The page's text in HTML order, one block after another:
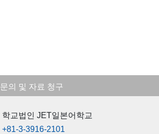
문의 및 자료 청구
학교법인 JET일본어학교
+81-3-3916-2101